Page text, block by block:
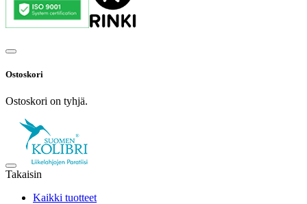
Ostoskori
Ostoskori on tyhjä.
Takaisin
Kaikki tuotteet